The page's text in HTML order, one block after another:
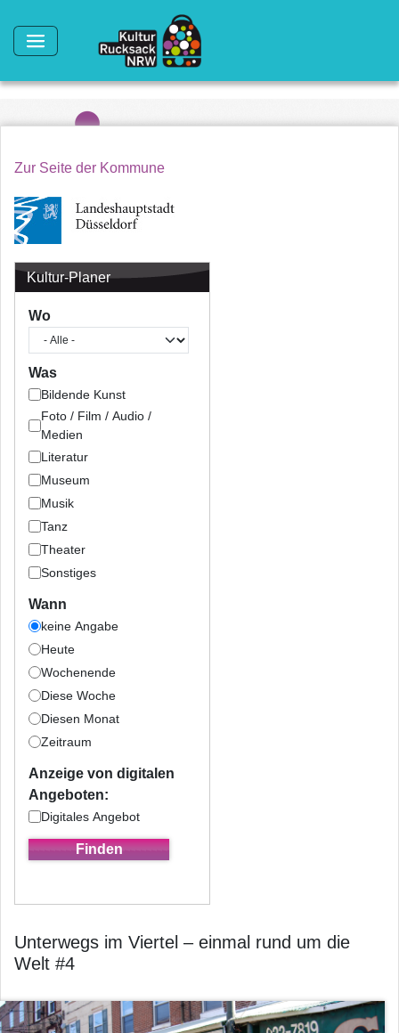
Zur Seite der Kommune
Kultur-Planer
Wo
Was
Bildende Kunst
Foto / Film / Audio /
Medien
Literatur
Museum
Musik
Tanz
Theater
Sonstiges
Wann
keine Angabe
Heute
Wochenende
Diese Woche
Diesen Monat
Zeitraum
Anzeige von digitalen
Angeboten:
Digitales Angebot
Unterwegs im Viertel – einmal rund um die
Welt #4